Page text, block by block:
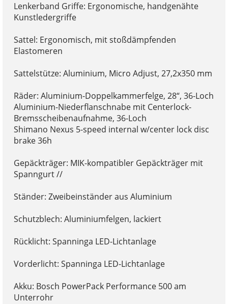
Lenkerband Griffe: Ergonomische, handgenähte
Kunstledergriffe
Sattel: Ergonomisch, mit stoßdämpfenden
Elastomeren
Sattelstütze: Aluminium, Micro Adjust, 27,2x350 mm
Räder: Aluminium-Doppelkammerfelge, 28“, 36-Loch
Aluminium-Niederflanschnabe mit Centerlock-
Bremsscheibenaufnahme, 36-Loch
Shimano Nexus 5-speed internal w/center lock disc
brake 36h
Gepäckträger: MIK-kompatibler Gepäckträger mit
Spanngurt //
Ständer: Zweibeinständer aus Aluminium
Schutzblech: Aluminiumfelgen, lackiert
Rücklicht: Spanninga LED-Lichtanlage
Vorderlicht: Spanninga LED-Lichtanlage
Akku: Bosch PowerPack Performance 500 am
Unterrohr